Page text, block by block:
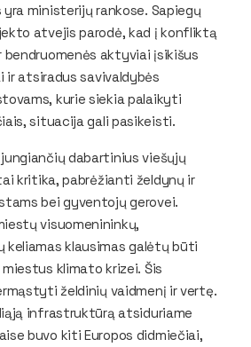
ministerijų rankose. Sapiegų
atvejis parodė, kad į konfliktą
bendruomenės aktyviai įsikišus
ir atsiradus savivaldybės
kurie siekia palaikyti
situacija gali pasikeisti.
dabartinius viešųjų
kritika, pabrėžianti želdynų ir
bei gyventojų gerovei.
visuomenininkų,
keliamas klausimas galėtų būti
klimato krizei. Šis
želdinių vaidmenį ir vertę.
infrastruktūrą atsiduriame
buvo kiti Europos didmiečiai,